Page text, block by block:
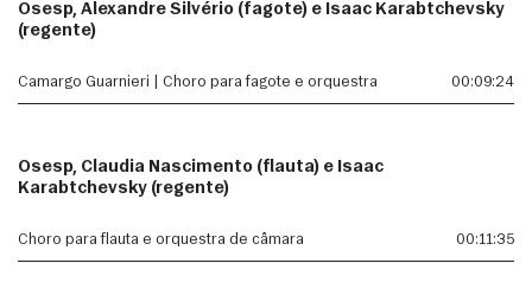
Osesp, Alexandre Silvério (fagote) e Isaac Karabtchevsky
(regente)
Camargo Guarnieri | Choro para fagote e orquestra 00:09:24
Osesp, Claudia Nascimento (flauta) e Isaac
Karabtchevsky (regente)
Choro para flauta e orquestra de câmara 00:11:35